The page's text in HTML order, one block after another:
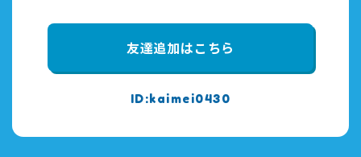
kaimei0430
友達追加はこちら